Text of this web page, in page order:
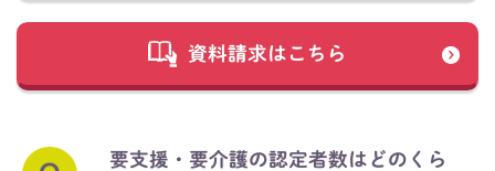
資料請求はこちら
要支援・要介護の認定者数はどのくら